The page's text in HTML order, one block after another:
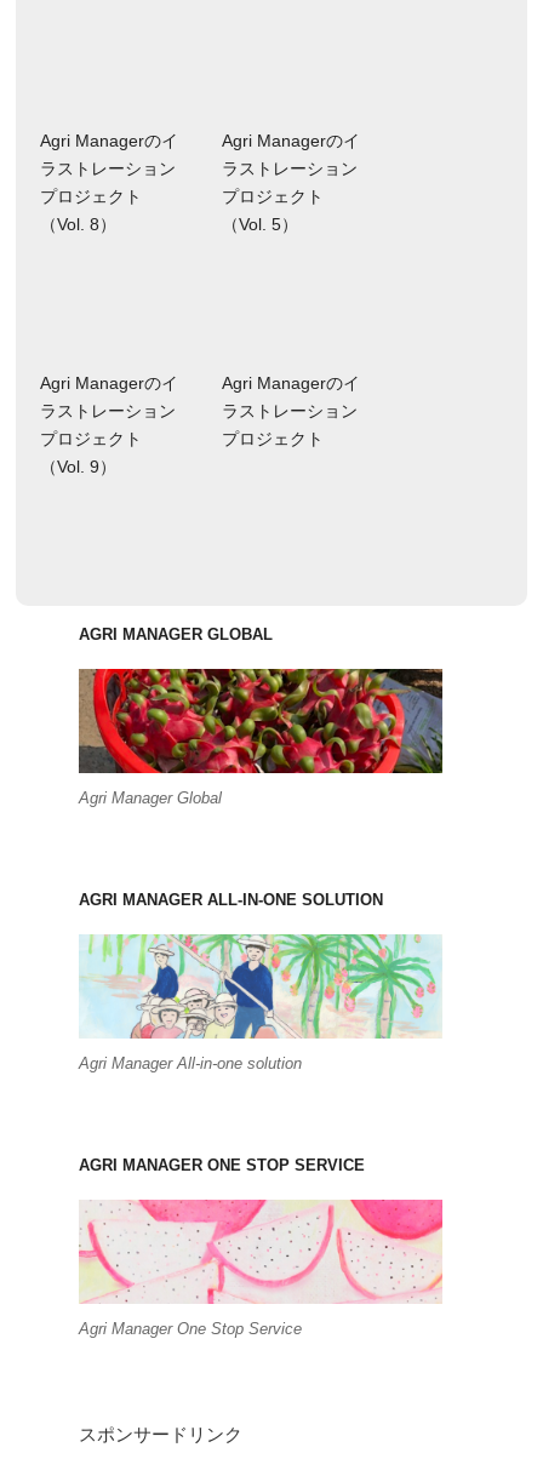
Agri Managerのイ
ラストレーション
プロジェクト
（Vol. 8）
Agri Managerのイ
ラストレーション
プロジェクト
（Vol. 5）
Agri Managerのイ
ラストレーション
プロジェクト
（Vol. 9）
Agri Managerのイ
ラストレーション
プロジェクト
AGRI MANAGER GLOBAL
Agri Manager Global
AGRI MANAGER ALL-IN-ONE SOLUTION
Agri Manager All-in-one solution
AGRI MANAGER ONE STOP SERVICE
Agri Manager One Stop Service
スポンサードリンク